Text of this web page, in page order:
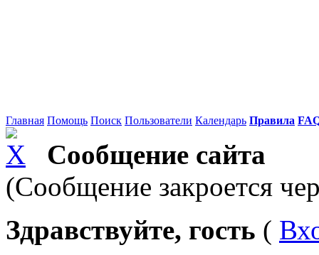
Главная Помощь Поиск Пользователи Календарь Правила
Сообщение сайта
(Сообщение закроется
Здравствуйте, гость (